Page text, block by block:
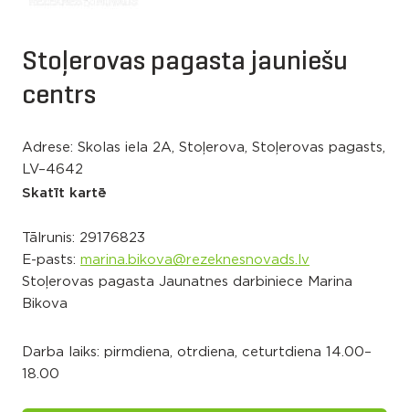
Stoļerovas pagasta jauniešu
centrs
Adrese: Skolas iela 2A, Stoļerova, Stoļerovas pagasts,
LV–4642
Skatīt kartē
Tālrunis: 29176823
E-pasts: marina.bikova@rezeknesnovads.lv
Stoļerovas pagasta Jaunatnes darbiniece Marina
Bikova
Darba laiks: pirmdiena, otrdiena, ceturtdiena 14.00–
18.00